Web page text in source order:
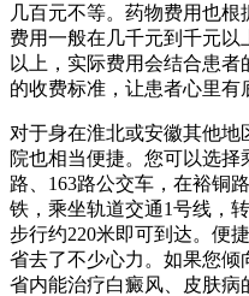
几百元不等。药物费用也
费用一般在几千元到千元
以上，实际费用会结合患
的收费标准，让患者心里有
对于身在淮北或安徽其他
院也相当便捷。您可以选择
路、163路公交车，在裕铜
铁，乘坐轨道交通1号线，
步行约220米即可到达。便
省去了不少心力。如果您
省内能治疗白癜风、皮肤